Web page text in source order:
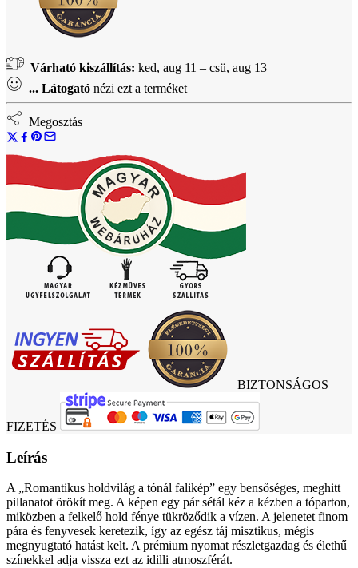
Várható kiszállítás: ked, aug 11 – csü, aug 13
... Látogató nézi ezt a terméket
Megosztás
BIZTONSÁGOS
FIZETÉS
Leírás
A „Romantikus holdvilág a tónál falikép” egy bensőséges, meghitt
pillanatot örökít meg. A képen egy pár sétál kéz a kézben a tóparton,
miközben a felkelő hold fénye tükröződik a vízen. A jelenetet finom
pára és fenyvesek keretezik, így az egész táj misztikus, mégis
megnyugtató hatást kelt. A prémium nyomat részletgazdag és élethű
színekkel adja vissza ezt az idilli atmoszférát.